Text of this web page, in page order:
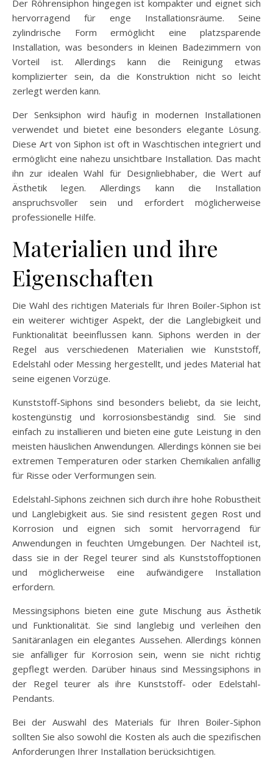
Der Röhrensiphon hingegen ist kompakter und eignet sich
hervorragend für enge Installationsräume. Seine
zylindrische Form ermöglicht eine platzsparende
Installation, was besonders in kleinen Badezimmern von
Vorteil ist. Allerdings kann die Reinigung etwas
komplizierter sein, da die Konstruktion nicht so leicht
zerlegt werden kann.
Der Senksiphon wird häufig in modernen Installationen
verwendet und bietet eine besonders elegante Lösung.
Diese Art von Siphon ist oft in Waschtischen integriert und
ermöglicht eine nahezu unsichtbare Installation. Das macht
ihn zur idealen Wahl für Designliebhaber, die Wert auf
Ästhetik legen. Allerdings kann die Installation
anspruchsvoller sein und erfordert möglicherweise
professionelle Hilfe.
Materialien und ihre
Eigenschaften
Die Wahl des richtigen Materials für Ihren Boiler-Siphon ist
ein weiterer wichtiger Aspekt, der die Langlebigkeit und
Funktionalität beeinflussen kann. Siphons werden in der
Regel aus verschiedenen Materialien wie Kunststoff,
Edelstahl oder Messing hergestellt, und jedes Material hat
seine eigenen Vorzüge.
Kunststoff-Siphons sind besonders beliebt, da sie leicht,
kostengünstig und korrosionsbeständig sind. Sie sind
einfach zu installieren und bieten eine gute Leistung in den
meisten häuslichen Anwendungen. Allerdings können sie bei
extremen Temperaturen oder starken Chemikalien anfällig
für Risse oder Verformungen sein.
Edelstahl-Siphons zeichnen sich durch ihre hohe Robustheit
und Langlebigkeit aus. Sie sind resistent gegen Rost und
Korrosion und eignen sich somit hervorragend für
Anwendungen in feuchten Umgebungen. Der Nachteil ist,
dass sie in der Regel teurer sind als Kunststoffoptionen
und möglicherweise eine aufwändigere Installation
erfordern.
Messingsiphons bieten eine gute Mischung aus Ästhetik
und Funktionalität. Sie sind langlebig und verleihen den
Sanitäranlagen ein elegantes Aussehen. Allerdings können
sie anfälliger für Korrosion sein, wenn sie nicht richtig
gepflegt werden. Darüber hinaus sind Messingsiphons in
der Regel teurer als ihre Kunststoff- oder Edelstahl-
Pendants.
Bei der Auswahl des Materials für Ihren Boiler-Siphon
sollten Sie also sowohl die Kosten als auch die spezifischen
Anforderungen Ihrer Installation berücksichtigen.